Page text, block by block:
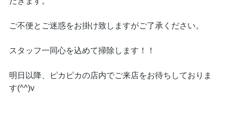
ご不便とご迷惑をお掛け致しますがご了承ください。
スタッフ一同心を込めて掃除します！！
明日以降、ピカピカの店内でご来店をお待ちしておりま
す(^^)v